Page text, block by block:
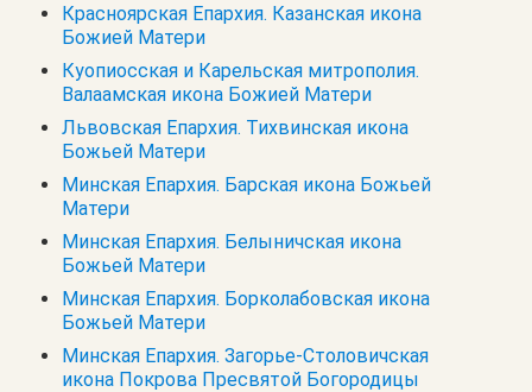
Красноярская Епархия. Казанская икона
Божией Матери
Куопиосская и Карельская митрополия.
Валаамская икона Божией Матери
Львовская Епархия. Тихвинская икона
Божьей Матери
Минская Епархия. Барская икона Божьей
Матери
Минская Епархия. Белыничская икона
Божьей Матери
Минская Епархия. Борколабовская икона
Божьей Матери
Минская Епархия. Загорье-Столовичская
икона Покрова Пресвятой Богородицы